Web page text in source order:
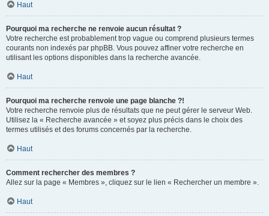
Haut
Pourquoi ma recherche ne renvoie aucun résultat ?
Votre recherche est probablement trop vague ou comprend plusieurs termes
courants non indexés par phpBB. Vous pouvez affiner votre recherche en
utilisant les options disponibles dans la recherche avancée.
Haut
Pourquoi ma recherche renvoie une page blanche ?!
Votre recherche renvoie plus de résultats que ne peut gérer le serveur Web.
Utilisez la « Recherche avancée » et soyez plus précis dans le choix des
termes utilisés et des forums concernés par la recherche.
Haut
Comment rechercher des membres ?
Allez sur la page « Membres », cliquez sur le lien « Rechercher un membre ».
Haut